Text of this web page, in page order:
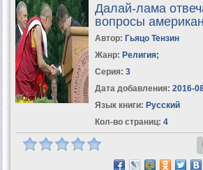
Далай-лама
вопросы
Автор: Гьяцо Тензин
Жанр: Религия;
Серия: 3
Дата добавления: 2016-
Язык книги: Русский
Кол-во страниц: 4